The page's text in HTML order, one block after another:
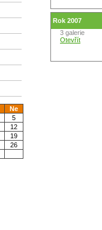
Ne
5
12
19
26
Rok 2007
3 galerie
Otevřít